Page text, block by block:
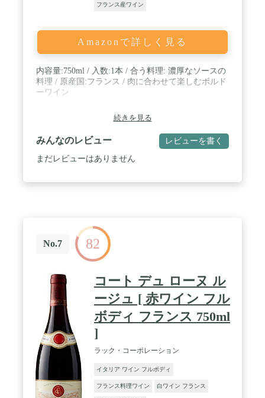
フランス産ワイン
Amazonで詳しく見る
内容量:750ml / 入数:1本 / 合う料理: 濃厚なソースの
料理 / 原産国:フランス / 肉に合わせて楽しむボルド
ーワイン
続きを見る
みんなのレビュー レビューを書く
まだレビューはありません
No.7 82
コート デュ ローヌ ル
ージュ [ 赤ワイン フル
ボディ フランス 750ml
]
ラック・コーポレーション
イタリア ワイン フルボディ
フランス料理ワイン 白ワイン フランス